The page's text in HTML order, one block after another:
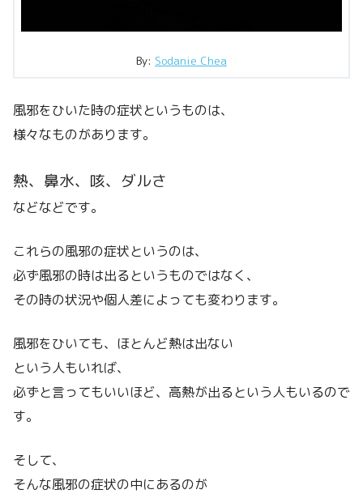
By: Sodanie Chea
風邪をひいた時の症状というものは、
様々なものがあります。
熱、鼻水、咳、ダルさ
などなどです。
これらの風邪の症状というのは、
必ず風邪の時は出るというものではなく、
その時の状況や個人差によっても変わります。
風邪をひいても、ほとんど熱は出ない
という人もいれば、
必ずと言ってもいいほど、高熱が出るという人もいるので
す。
そして、
そんな風邪の症状の中にあるのが